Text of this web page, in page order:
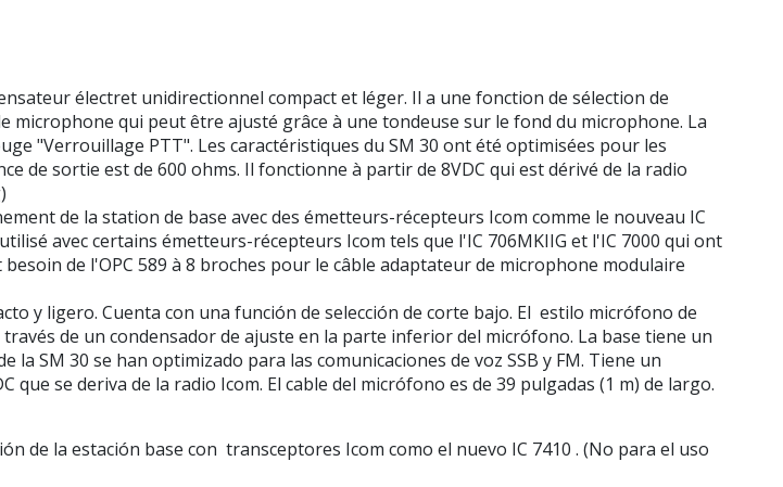
électret unidirectionnel compact et léger. Il a une fonction de sélection de
microphone qui peut être ajusté grâce à une tondeuse sur le fond du microphone. La
"Verrouillage PTT". Les caractéristiques du SM 30 ont été optimisées pour les
de sortie est de 600 ohms. Il fonctionne à partir de 8VDC qui est dérivé de la radio
de la station de base avec des émetteurs-récepteurs Icom comme le nouveau IC
avec certains émetteurs-récepteurs Icom tels que l'IC 706MKIIG et l'IC 7000 qui ont
de l'OPC 589 à 8 broches pour le câble adaptateur de microphone modulaire
y ligero. Cuenta con una función de selección de corte bajo. El estilo micrófono de
de un condensador de ajuste en la parte inferior del micrófono. La base tiene un
SM 30 se han optimizado para las comunicaciones de voz SSB y FM. Tiene un
que se deriva de la radio Icom. El cable del micrófono es de 39 pulgadas (1 m) de largo.
de la estación base con transceptores Icom como el nuevo IC 7410 . (No para el uso